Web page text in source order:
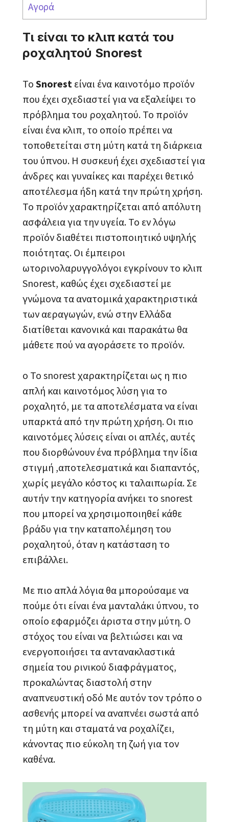
Αγορά
Τι είναι το κλιπ κατά του
ροχαλητού Snorest
Το Snorest είναι ένα καινοτόμο προϊόν
που έχει σχεδιαστεί για να εξαλείψει το
πρόβλημα του ροχαλητού. Το προϊόν
είναι ένα κλιπ, το οποίο πρέπει να
τοποθετείται στη μύτη κατά τη διάρκεια
του ύπνου. Η συσκευή έχει σχεδιαστεί για
άνδρες και γυναίκες και παρέχει θετικό
αποτέλεσμα ήδη κατά την πρώτη χρήση.
Το προϊόν χαρακτηρίζεται από απόλυτη
ασφάλεια για την υγεία. Το εν λόγω
προϊόν διαθέτει πιστοποιητικό υψηλής
ποιότητας. Οι έμπειροι
ωτορινολαρυγγολόγοι εγκρίνουν το κλιπ
Snorest, καθώς έχει σχεδιαστεί με
γνώμονα τα ανατομικά χαρακτηριστικά
των αεραγωγών, ενώ στην Ελλάδα
διατίθεται κανονικά και παρακάτω θα
μάθετε πού να αγοράσετε το προϊόν.
o Το snorest χαρακτηρίζεται ως η πιο
απλή και καινοτόμος λύση για το
ροχαλητό, με τα αποτελέσματα να είναι
υπαρκτά από την πρώτη χρήση. Οι πιο
καινοτόμες λύσεις είναι οι απλές, αυτές
που διορθώνουν ένα πρόβλημα την ίδια
στιγμή ,αποτελεσματικά και διαπαντός,
χωρίς μεγάλο κόστος κι ταλαιπωρία. Σε
αυτήν την κατηγορία ανήκει το snorest
που μπορεί να χρησιμοποιηθεί κάθε
βράδυ για την καταπολέμηση του
ροχαλητού, όταν η κατάσταση το
επιβάλλει.
Με πιο απλά λόγια θα μπορούσαμε να
πούμε ότι είναι ένα μανταλάκι ύπνου, το
οποίο εφαρμόζει άριστα στην μύτη. Ο
στόχος του είναι να βελτιώσει και να
ενεργοποιήσει τα αντανακλαστικά
σημεία του ρινικού διαφράγματος,
προκαλώντας διαστολή στην
αναπνευστική οδό Με αυτόν τον τρόπο ο
ασθενής μπορεί να αναπνέει σωστά από
τη μύτη και σταματά να ροχαλίζει,
κάνοντας πιο εύκολη τη ζωή για τον
καθένα.